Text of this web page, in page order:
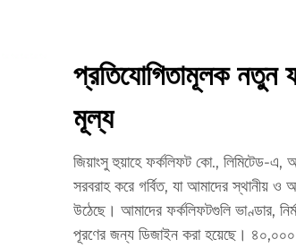
প্রতিযোগিতামূলক নতুন
মূল্য
জিয়াংসু হুয়াহে ফর্কলিফট কো., লিমিটেড-এ,
সরবরাহ করে গর্বিত, যা আমাদের স্থানীয় ও
উঠেছে। আমাদের ফর্কলিফটগুলি ভাণ্ডার,
পূরণের জন্য ডিজাইন করা হয়েছে। ৪০,০০০